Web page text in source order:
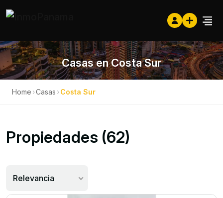
Casas en Costa Sur
Home ›Casas ›Costa Sur
Propiedades (62)
Relevancia